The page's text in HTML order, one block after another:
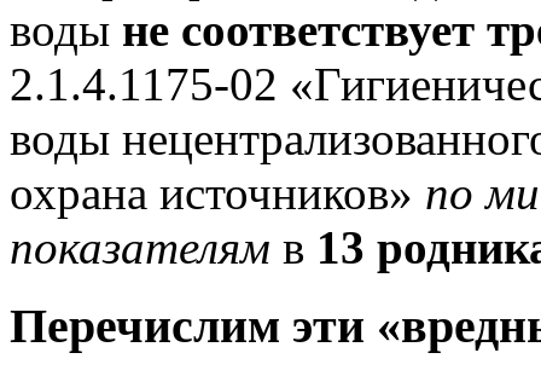
воды не соответствует
2.1.4.1175-02
воды
охрана источников» по
показателям в 13
Перечислим эти